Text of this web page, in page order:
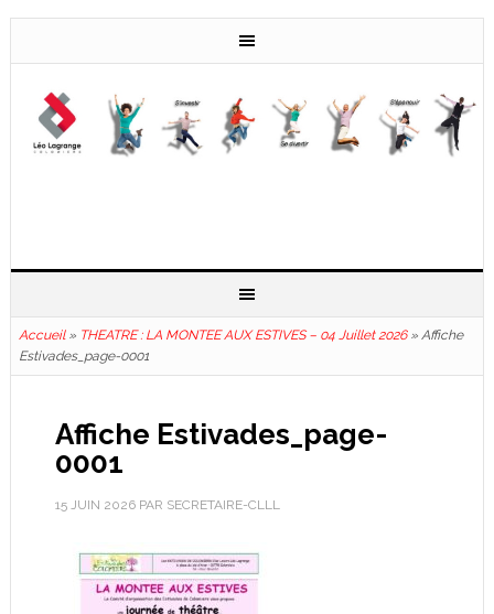
Accueil» THEATRE : LA MONTEE AUX ESTIVES – 04 Juillet 2026» Affiche
Estivades_page-0001
Affiche Estivades_page-
0001
15 JUIN 2026PAR SECRETAIRE-CLLL